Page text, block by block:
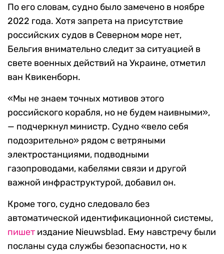
По его словам, судно было замечено в ноябре
2022 года. Хотя запрета на присутствие
российских судов в Северном море нет,
Бельгия внимательно следит за ситуацией в
свете военных действий на Украине, отметил
ван Квикенборн.
«Мы не знаем точных мотивов этого
российского корабля, но не будем наивными»,
— подчеркнул министр. Судно «вело себя
подозрительно» рядом с ветряными
электростанциями, подводными
газопроводами, кабелями связи и другой
важной инфраструктурой, добавил он.
Кроме того, судно следовало без
автоматической идентификационной системы,
пишет издание Nieuwsblad. Ему навстречу были
посланы суда службы безопасности, но к